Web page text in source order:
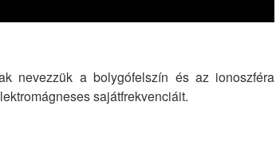
nevezzük a bolygófelszín és az ionoszféra
sajátfrekvenciáit.